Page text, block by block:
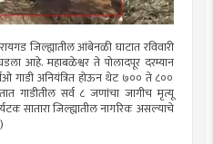
रायगड जिल्ह्यातील आंबेनळी घाटात रविवारी
आहे. महाबळेश्वर ते पोलादपूर दरम्यान
गाडी अनियंत्रित होऊन थेट ७०० ते ८००
गाडीतील सर्व ८ जणांचा जागीच मृत्यू
सातारा जिल्ह्यातील नागरिक असल्याचे